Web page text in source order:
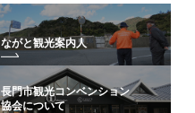
ながと観光案内人
長門市観光コンベンション
協会について